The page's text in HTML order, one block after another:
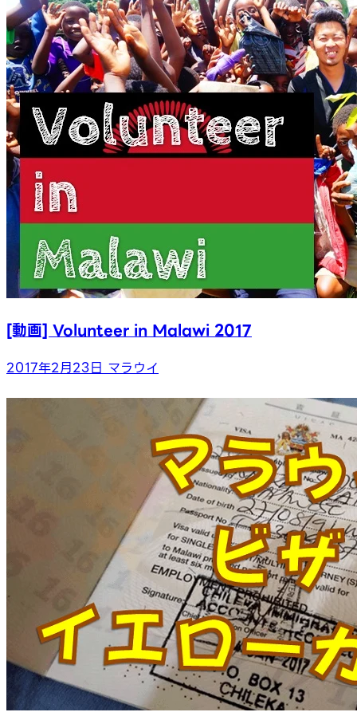
[動画] Volunteer in Malawi 2017
2017年2月23日 マラウイ